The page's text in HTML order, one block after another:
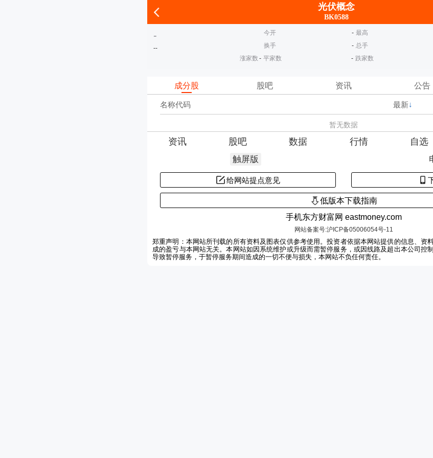
光伏概念
BK0588
-
--
今开 - 最高
换手
- 总手
涨家数 - 平家数 - 跌家数
成分股 股吧 资讯 公告
名称代码 最新↓
暂无数据
资讯 股吧 数据 行情 自选
触屏版
给网站提点意见
低版本下载指南
手机东方财富网 eastmoney.com
网站备案号:沪ICP备05006054号-11
郑重声明：本网站所刊载的所有资料及图表仅供参考使用。投资者依据本网站提供的信息、资
成的盈亏与本网站无关。本网站如因系统维护或升级而需暂停服务，或因线路及超出本公司控
导致暂停服务，于暂停服务期间造成的一切不便与损失，本网站不负任何责任。